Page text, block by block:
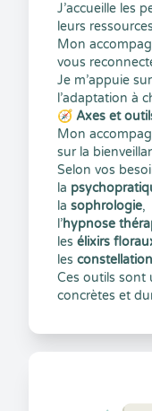
J’accueille les
leurs
Mon
vous
Je m’appuie
l’adaptation à
🧭 Axes et
Mon
sur la
Selon vos
la
la sophrologie,
l’hypnose
les élixirs
les
Ces outils sont
concrètes et